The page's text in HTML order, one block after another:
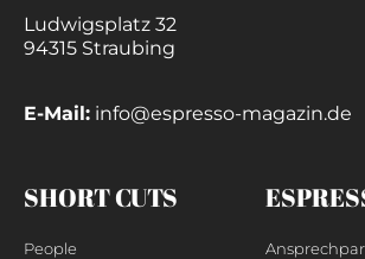
Ludwigsplatz 32
94315 Straubing
E-Mail: info@espresso-magazin.de
SHORT CUTS
People